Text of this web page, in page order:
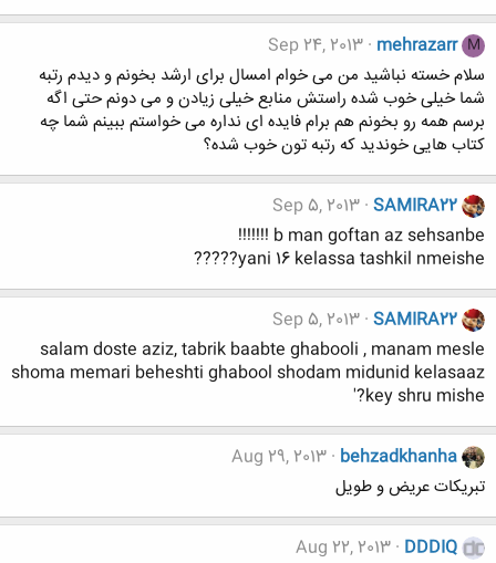
M
mehrazarr
Sep 24, 2013
سلام خسته نباشید من می خوام امسال برای ارشد بخونم و دیدم رتبه
شما خیلی خوب شده راستش منابع خیلی زیادن و می دونم حتی اگه
برسم همه رو بخونم هم برام فایده ای نداره می خواستم ببینم شما چه
کتاب هایی خوندید که رتبه تون خوب شده؟
SAMIRA22
Sep 5, 2013
b man goftan az sehsanbe !!!!!!!
yani 16 kelassa tashkil nmeishe?????
SAMIRA22
Sep 5, 2013
salam doste aziz, tabrik baabte ghabooli , manam mesle
shoma memari beheshti ghabool shodam midunid kelasaaz
key shru mishe?'
behzadkhanha
Aug 29, 2013
تبریکات عریض و طویل
DDDIQ
Aug 22, 2013